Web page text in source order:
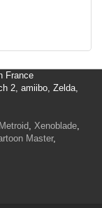
France
2, amiibo, Zelda,
Metroid, Xenoblade,
Master,